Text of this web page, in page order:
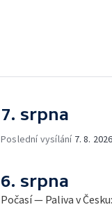
7. srpna
Poslední vysílání 7. 8. 2026
6. srpna
Počasí — Paliva v